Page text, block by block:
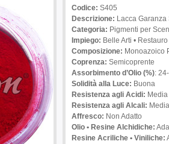
Codice: S405
Descrizione: Lacca Garanza
Categoria: Pigmenti per
Impiego: Belle Arti •
Composizione: Monoazoico
Coprenza: Semicoprente
Assorbimento d’Olio (%):
Solidità alla Luce: Buona
Resistenza agli Acidi: Media
Resistenza agli Alcali: Media
Affresco: Non Adatto
Olio • Resine Alchidiche:
Resine Acriliche • Viniliche: